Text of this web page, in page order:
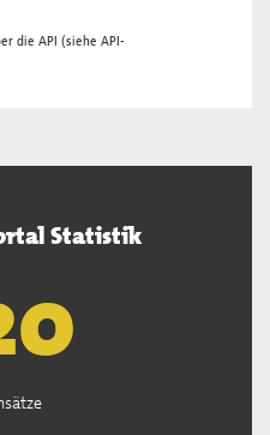
die API (siehe API-
Statistik